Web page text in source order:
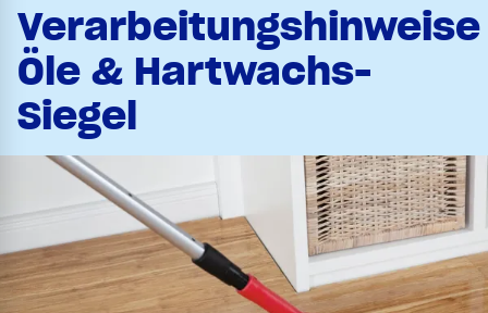
Verarbeitungshinweise
Öle & Hartwachs-
Siegel